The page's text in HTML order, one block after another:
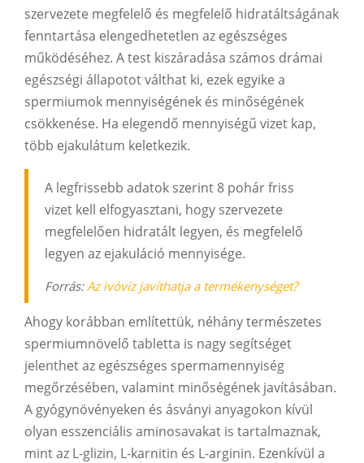
szervezete megfelelő és megfelelő hidratáltságának
fenntartása elengedhetetlen az egészséges
működéséhez. A test kiszáradása számos drámai
egészségi állapotot válthat ki, ezek egyike a
spermiumok mennyiségének és minőségének
csökkenése. Ha elegendő mennyiségű vizet kap,
több ejakulátum keletkezik.
A legfrissebb adatok szerint 8 pohár friss
vizet kell elfogyasztani, hogy szervezete
megfelelően hidratált legyen, és megfelelő
legyen az ejakuláció mennyisége.
Forrás:Az ivóvíz javíthatja a termékenységet?
Ahogy korábban említettük, néhány természetes
spermiumnövelő tabletta is nagy segítséget
jelenthet az egészséges spermamennyiség
megőrzésében, valamint minőségének javításában.
A gyógynövényeken és ásványi anyagokon kívül
olyan esszenciális aminosavakat is tartalmaznak,
mint az L-glizin, L-karnitin és L-arginin. Ezenkívül a